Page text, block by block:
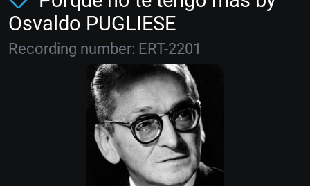
Osvaldo PUGLIESE
Recording number: ERT-2201